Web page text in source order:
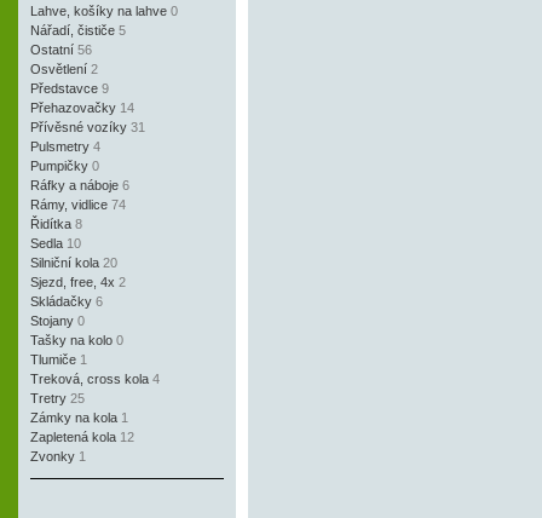
Lahve, košíky na lahve 0
Nářadí, čističe 5
Ostatní 56
Osvětlení 2
Představce 9
Přehazovačky 14
Přívěsné vozíky 31
Pulsmetry 4
Pumpičky 0
Ráfky a náboje 6
Rámy, vidlice 74
Řidítka 8
Sedla 10
Silniční kola 20
Sjezd, free, 4x 2
Skládačky 6
Stojany 0
Tašky na kolo 0
Tlumiče 1
Treková, cross kola 4
Tretry 25
Zámky na kola 1
Zapletená kola 12
Zvonky 1